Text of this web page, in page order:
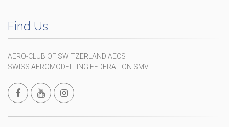
Find Us
AERO-CLUB OF SWITZERLAND AECS
SWISS AEROMODELLING FEDERATION SMV